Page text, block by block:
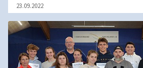
23.09.2022